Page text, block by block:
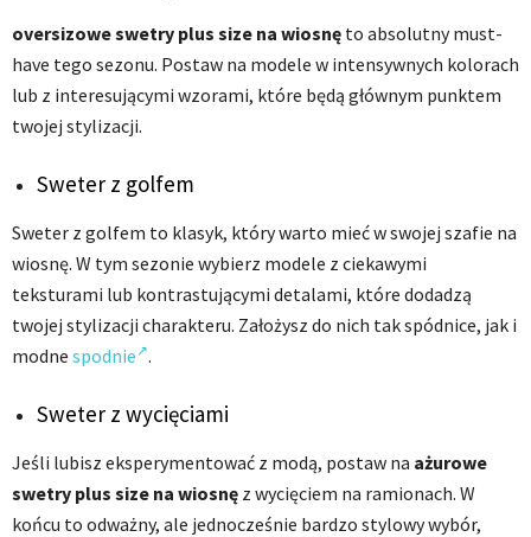
oversizowe swetry plus size na wiosnę to absolutny must-
have tego sezonu. Postaw na modele w intensywnych kolorach
lub z interesującymi wzorami, które będą głównym punktem
twojej stylizacji.
Sweter z golfem
Sweter z golfem to klasyk, który warto mieć w swojej szafie na
wiosnę. W tym sezonie wybierz modele z ciekawymi
teksturami lub kontrastującymi detalami, które dodadzą
twojej stylizacji charakteru. Założysz do nich tak spódnice, jak i
modne spodnie .
Sweter z wycięciami
Jeśli lubisz eksperymentować z modą, postaw na ażurowe
swetry plus size na wiosnę z wycięciem na ramionach. W
końcu to odważny, ale jednocześnie bardzo stylowy wybór,